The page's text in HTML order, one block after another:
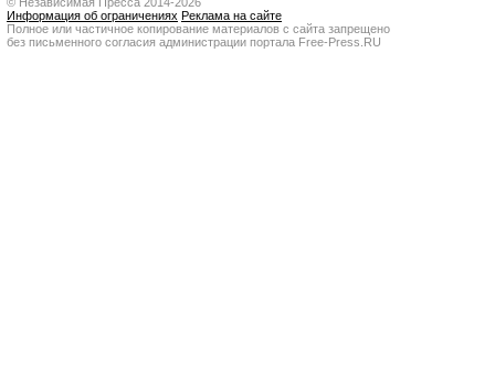
Информация об ограничениях Реклама на сайте
Полное или частичное копирование материалов с сайта запрещено
без письменного согласия администрации портала Free-Press.RU